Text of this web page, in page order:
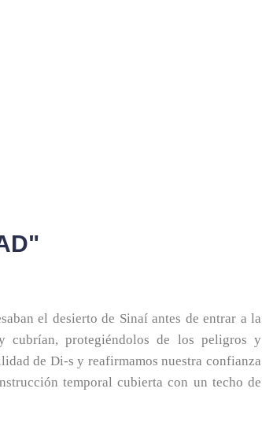
el desierto de Sinaí antes de entrar a la
cubrían, protegiéndolos de los peligros y
de Di-s y reafirmamos nuestra confianza
temporal cubierta con un techo de